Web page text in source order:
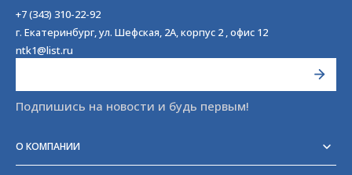
+7 (343) 310-22-92
г. Екатеринбург, ул. Шефская, 2А, корпус 2 , офис 12
ntk1@list.ru
Подпишись на новости и будь первым!
О КОМПАНИИ